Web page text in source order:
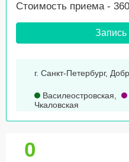
Стоимость приема -
г. Санкт-Петербург,
Василеостровская,
Чкаловская
0